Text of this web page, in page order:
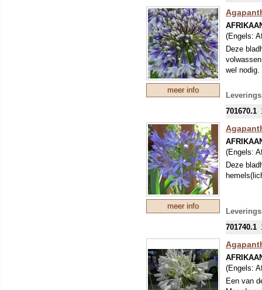
meer info
(Engels:
Deze
wel nodig.
701670.1
meer info
(Engels:
Deze
701740.1
(Engels:
Een van